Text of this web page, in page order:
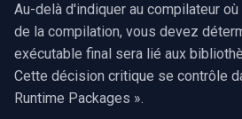
Au-delà d'indiquer au compilateur
de la compilation, vous devez
exécutable final sera lié aux
Cette décision critique se contrôle
Runtime Packages ».